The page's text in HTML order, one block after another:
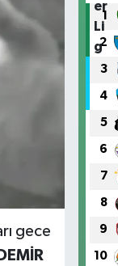
gece
1
2
3
4
5
6
7
8
9
10